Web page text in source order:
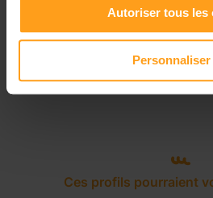
Autoriser tous les
Personnaliser
Services proposés
Garde d’enfants
Ces profils pourraient